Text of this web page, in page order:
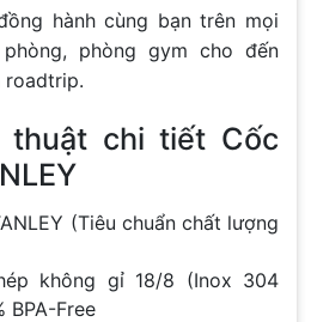
hành cùng bạn trên mọi
phòng gym cho đến
roadtrip.
thuật chi tiết Cốc
(Tiêu chuẩn chất lượng
không gỉ 18/8 (Inox 304
BPA-Free